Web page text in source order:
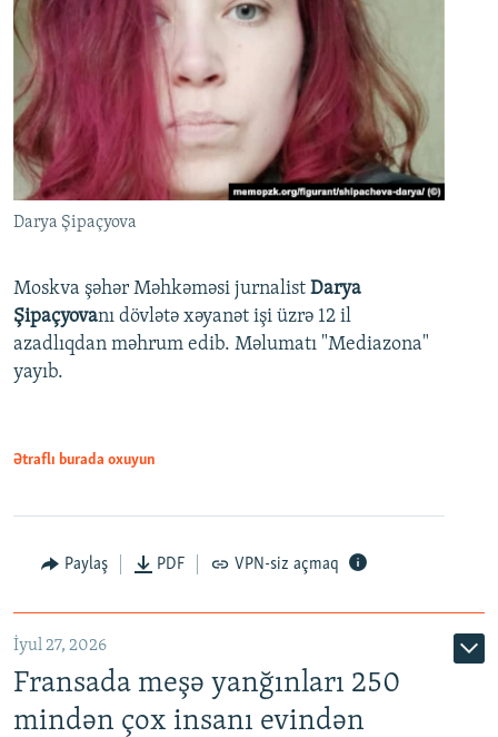
Darya Şipaçyova
Moskva şəhər Məhkəməsi jurnalist Darya
Şipaçyovanı dövlətə xəyanət işi üzrə 12 il
azadlıqdan məhrum edib. Məlumatı "Mediazona"
yayıb.
Ətraflı burada oxuyun
Paylaş PDF VPN-siz açmaq
İyul 27, 2026
Fransada meşə yanğınları 250
mindən çox insanı evindən